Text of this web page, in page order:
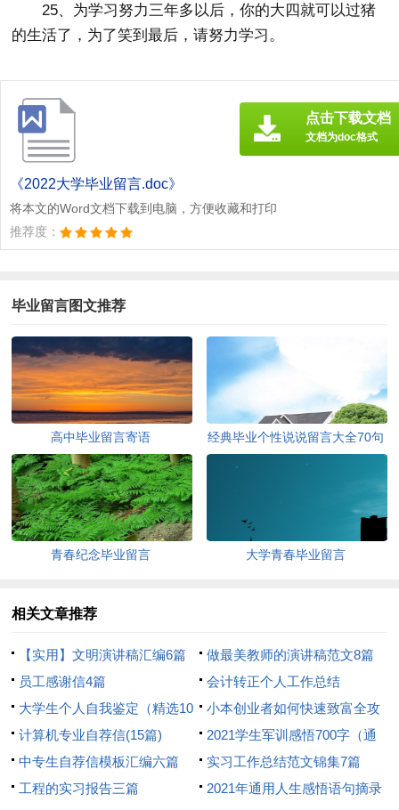
25、为学习努力三年多以后，你的大四就可以过猪
的生活了，为了笑到最后，请努力学习。
《2022大学毕业留言.doc》
将本文的Word文档下载到电脑，方便收藏和打印
推荐度：
点击下载文档
文档为doc格式
毕业留言图文推荐
高中毕业留言寄语 经典毕业个性说说留言大全70句
青春纪念毕业留言 大学青春毕业留言
相关文章推荐
【实用】文明演讲稿汇编6篇
做最美教师的演讲稿范文8篇
员工感谢信4篇
会计转正个人工作总结
大学生个人自我鉴定（精选10
篇）
小本创业者如何快速致富全攻
略
计算机专业自荐信(15篇)
2021学生军训感悟700字（通
用6篇）
中专生自荐信模板汇编六篇
实习工作总结范文锦集7篇
工程的实习报告三篇
2021年通用人生感悟语句摘录